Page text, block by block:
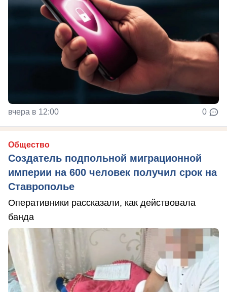
вчера в 12:00 0
Общество
Создатель подпольной миграционной
империи на 600 человек получил срок на
Ставрополье
Оперативники рассказали, как действовала
банда